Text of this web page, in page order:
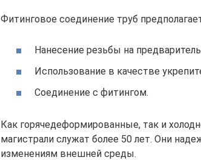
Фитинговое соединение труб
Нанесение резьбы на
Использование в качестве
Соединение с фитингом.
Как горячедеформированные, так и
магистрали служат более 50 лет. Они
изменениям внешней среды.